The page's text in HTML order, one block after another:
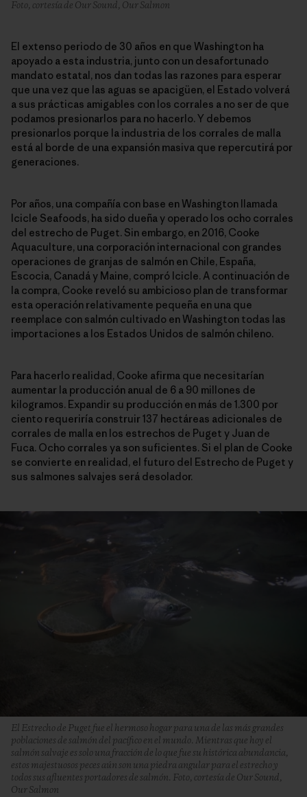
Foto, cortesía de Our Sound, Our Salmon
El extenso periodo de 30 años en que Washington ha
apoyado a esta industria, junto con un desafortunado
mandato estatal, nos dan todas las razones para esperar
que una vez que las aguas se apacigüen, el Estado volverá
a sus prácticas amigables con los corrales a no ser de que
podamos presionarlos para no hacerlo. Y debemos
presionarlos porque la industria de los corrales de malla
está al borde de una expansión masiva que repercutirá por
generaciones.
Por años, una compañía con base en Washington llamada
Icicle Seafoods, ha sido dueña y operado los ocho corrales
del estrecho de Puget. Sin embargo, en 2016, Cooke
Aquaculture, una corporación internacional con grandes
operaciones de granjas de salmón en Chile, España,
Escocia, Canadá y Maine, compró Icicle. A continuación de
la compra, Cooke reveló su ambicioso plan de transformar
esta operación relativamente pequeña en una que
reemplace con salmón cultivado en Washington todas las
importaciones a los Estados Unidos de salmón chileno.
Para hacerlo realidad, Cooke afirma que necesitarían
aumentar la producción anual de 6 a 90 millones de
kilogramos. Expandir su producción en más de 1.300 por
ciento requeriría construir 137 hectáreas adicionales de
corrales de malla en los estrechos de Puget y Juan de
Fuca. Ocho corrales ya son suficientes. Si el plan de Cooke
se convierte en realidad, el futuro del Estrecho de Puget y
sus salmones salvajes será desolador.
El Estrecho de Puget fue el hermoso hogar para una de las más grandes
poblaciones de salmón del pacífico en el mundo. Mientras que hoy el
salmón salvaje es solo una fracción de lo que fue su histórica abundancia,
estos majestuosos peces aún son una piedra angular para el estrecho y
todos sus afluentes portadores de salmón. Foto, cortesía de Our Sound,
Our Salmon